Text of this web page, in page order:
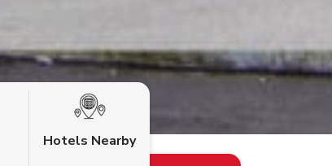
Hotels Nearby